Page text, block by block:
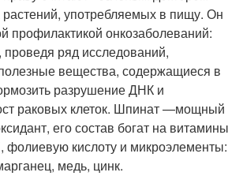
употребляемых в пищу. Он
профилактикой онкозаболеваний:
ряд исследований,
вещества, содержащиеся в
разрушение ДНК и
раковых клеток. Шпинат —мощный
его состав богат на витамины
кислоту и микроэлементы:
медь, цинк.